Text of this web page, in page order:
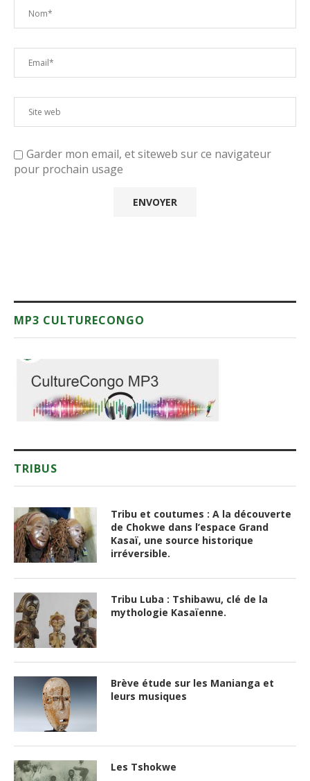
Garder mon email, et siteweb sur ce navigateur
pour prochain usage
MP3 CULTURECONGO
TRIBUS
Tribu et coutumes : A la découverte
de Chokwe dans l’espace Grand
Kasaï, une source historique
irréversible.
Tribu Luba : Tshibawu, clé de la
mythologie Kasaïenne.
Brève étude sur les Manianga et
leurs musiques
Les Tshokwe